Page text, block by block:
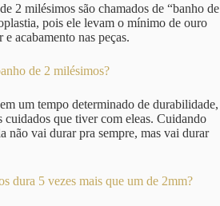
2 milésimos são chamados de “banho de
pois ele levam o mínimo de ouro
acabamento nas peças.
de 2 milésimos?
um tempo determinado de durabilidade,
cuidados que tiver com eleas. Cuidando
não vai durar pra sempre, mas vai durar
dura 5 vezes mais que um de 2mm?